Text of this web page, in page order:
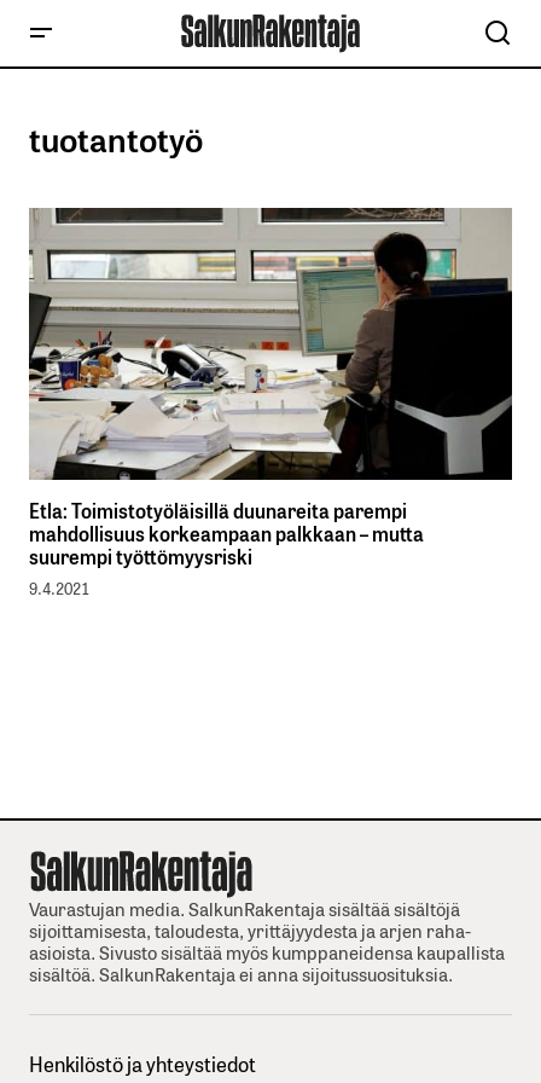
tuotantotyö
Etla: Toimistotyöläisillä duunareita parempi
mahdollisuus korkeampaan palkkaan – mutta
suurempi työttömyysriski
9.4.2021
Vaurastujan media. SalkunRakentaja sisältää sisältöjä
sijoittamisesta, taloudesta, yrittäjyydesta ja arjen raha-
asioista. Sivusto sisältää myös kumppaneidensa kaupallista
sisältöä. SalkunRakentaja ei anna sijoitussuosituksia.
Henkilöstö ja yhteystiedot